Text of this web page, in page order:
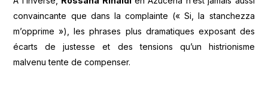
convaincante que dans la complainte (« Si, la stanchezza
m’opprime »), les phrases plus dramatiques exposant des
écarts de justesse et des tensions qu’un histrionisme
malvenu tente de compenser.